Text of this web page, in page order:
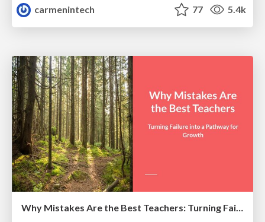
carmenintech
77 5.4k
Why Mistakes Are the Best Teachers: Turning Failure into a Pathway for Growth